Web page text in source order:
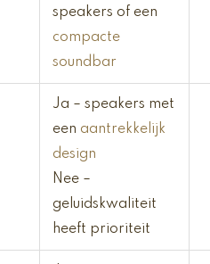
speakers of een
compacte
soundbar
Ja – speakers met
een aantrekkelijk
design
Nee –
geluidskwaliteit
heeft prioriteit